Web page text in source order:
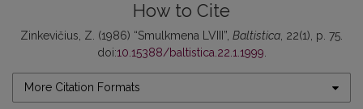
How to Cite
Zinkevičius, Z. (1986) “Smulkmena LVIII”, Baltistica, 22(1), p. 75.
doi:10.15388/baltistica.22.1.1999.
More Citation Formats